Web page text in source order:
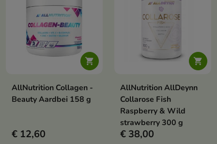

AllNutrition Collagen -
Beauty Aardbei 158 g
€ 12,60

AllNutrition AllDeynn
Collarose Fish
Raspberry & Wild
strawberry 300 g
€ 38,00